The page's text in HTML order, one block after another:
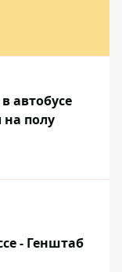
автобусе
полу
- Генштаб